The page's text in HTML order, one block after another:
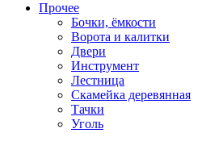
Прочее
Бочки, ёмкости
Ворота и калитки
Двери
Инструмент
Лестница
Скамейка деревянная
Тачки
Уголь